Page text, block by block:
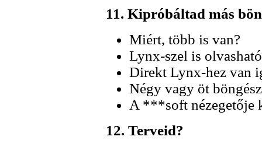
11. Kipróbáltad más
Miért, több is van?
Lynx-szel is
Direkt Lynx-hez van
Négy vagy öt
A ***soft nézegetője
12. Terveid?